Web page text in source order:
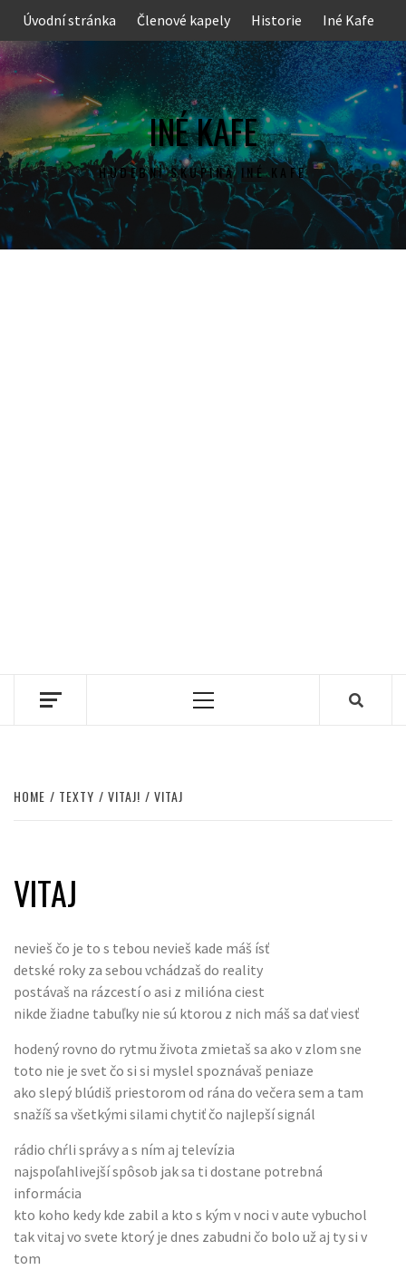
content
Úvodní stránka Členové kapely Historie Iné Kafe
INÉ KAFE
HUDEBNÍ SKUPINA INÉ KAFE
Primary
HOME TEXTY VITAJ! VITAJ
VITAJ
nevieš čo je to s tebou nevieš kade máš ísť
detské roky za sebou vchádzaš do reality
postávaš na rázcestí o asi z milióna ciest
nikde žiadne tabuľky nie sú ktorou z nich máš sa dať viesť
hodený rovno do rytmu života zmietaš sa ako v zlom sne
toto nie je svet čo si si myslel spoznávaš peniaze
ako slepý blúdiš priestorom od rána do večera sem a tam
snažíš sa všetkými silami chytiť čo najlepší signál
rádio chŕli správy a s ním aj televízia
najspoľahlivejší spôsob jak sa ti dostane potrebná
informácia
kto koho kedy kde zabil a kto s kým v noci v aute vybuchol
tak vitaj vo svete ktorý je dnes zabudni čo bolo už aj ty si v
tom